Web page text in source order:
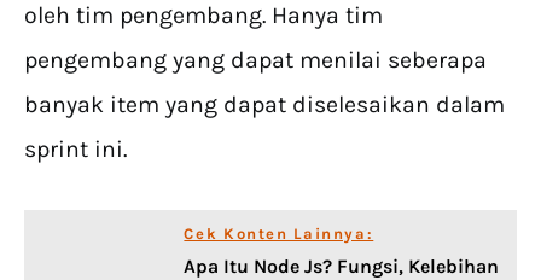
oleh tim pengembang. Hanya tim
pengembang yang dapat menilai seberapa
banyak item yang dapat diselesaikan dalam
sprint ini.
Cek Konten Lainnya:
Apa Itu Node Js? Fungsi, Kelebihan